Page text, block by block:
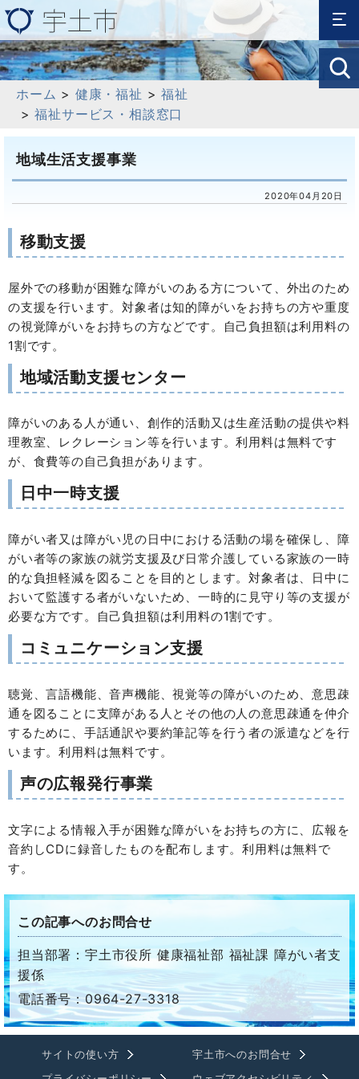
ホーム > 健康・福祉 >福祉
>福祉サービス・相談窓口
地域生活支援事業
2020年04月20日
移動支援
屋外での移動が困難な障がいのある方について、外出のため
の支援を行います。対象者は知的障がいをお持ちの方や重度
の視覚障がいをお持ちの方などです。自己負担額は利用料の
1割です。
地域活動支援センター
障がいのある人が通い、創作的活動又は生産活動の提供や料
理教室、レクレーション等を行います。利用料は無料です
が、食費等の自己負担があります。
日中一時支援
障がい者又は障がい児の日中における活動の場を確保し、障
がい者等の家族の就労支援及び日常介護している家族の一時
的な負担軽減を図ることを目的とします。対象者は、日中に
おいて監護する者がいないため、一時的に見守り等の支援が
必要な方です。自己負担額は利用料の1割です。
コミュニケーション支援
聴覚、言語機能、音声機能、視覚等の障がいのため、意思疎
通を図ることに支障がある人とその他の人の意思疎通を仲介
するために、手話通訳や要約筆記等を行う者の派遣などを行
います。利用料は無料です。
声の広報発行事業
文字による情報入手が困難な障がいをお持ちの方に、広報を
音約しCDに録音したものを配布します。利用料は無料で
す。
この記事へのお問合せ
担当部署：宇土市役所 健康福祉部 福祉課 障がい者支
援係
電話番号：0964-27-3318
サイトの使い方
宇土市へのお問合せ